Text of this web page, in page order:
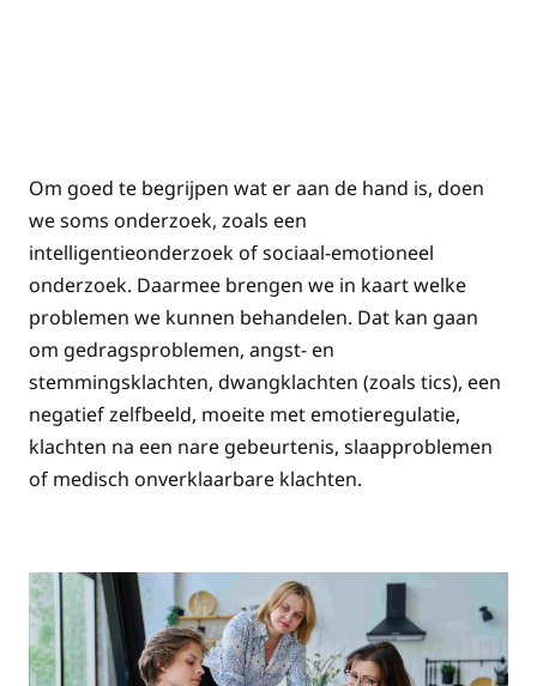
Om goed te begrijpen wat er aan de hand is, doen
we soms onderzoek, zoals een
intelligentieonderzoek of sociaal-emotioneel
onderzoek. Daarmee brengen we in kaart welke
problemen we kunnen behandelen. Dat kan gaan
om gedragsproblemen, angst- en
stemmingsklachten, dwangklachten (zoals tics), een
negatief zelfbeeld, moeite met emotieregulatie,
klachten na een nare gebeurtenis, slaapproblemen
of medisch onverklaarbare klachten.